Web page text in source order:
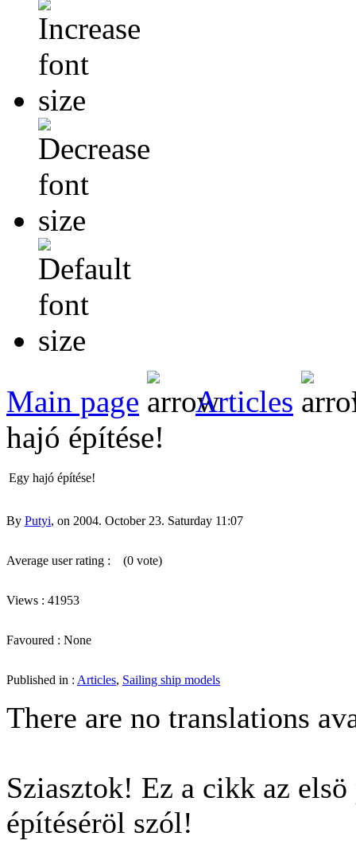
Main page Articles
hajó építése!
Egy hajó építése!
By Putyi, on 2004. October 23. Saturday 11:07
Average user rating : (0 vote)
Views : 41953
Favoured : None
Published in : Articles, Sailing ship models
There are no translations
Sziasztok! Ez a cikk az
építéséröl szól!